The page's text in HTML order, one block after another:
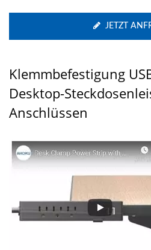
JETZT
Klemmbefestigung
Desktop-
Anschlüssen